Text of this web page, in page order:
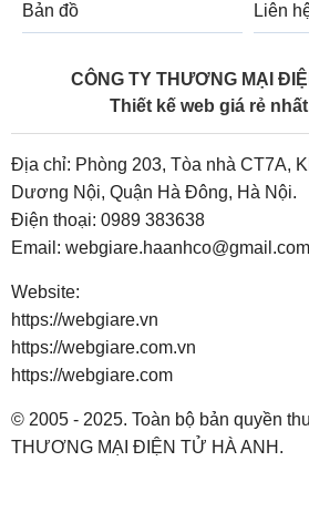
Bản đồ Liên
CÔNG TY THƯƠNG MẠI
Thiết kế web giá rẻ
Địa chỉ: Phòng 203, Tòa nhà CT7A,
Dương Nội, Quận Hà Đông, Hà Nội.
Điện thoại: 0989 383638
Email: webgiare.haanhco@gmail.com
Website:
https://webgiare.vn
https://webgiare.com.vn
https://webgiare.com
© 2005 - 2025. Toàn bộ bản quyền
THƯƠNG MẠI ĐIỆN TỬ HÀ ANH.